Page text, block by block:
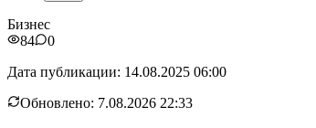
Бизнес
84
0
Дата публикации: 14.08.2025 06:00
Обновлено: 7.08.2026 22:33